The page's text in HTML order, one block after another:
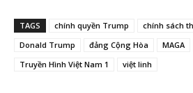
TAGS chính quyền Trump chính sách
Donald Trump
đảng Cộng Hòa MAGA
Truyền Hình Việt Nam 1
việt linh